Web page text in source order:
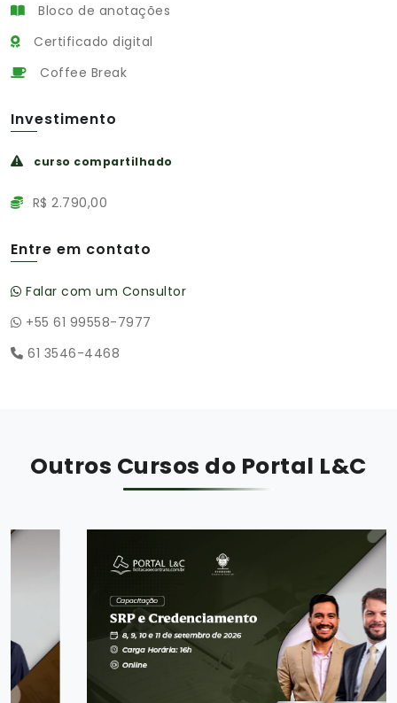
Bloco de anotações
Certificado digital
Coffee Break
Investimento
curso compartilhado
R$ 2.790,00
Entre em contato
Falar com um Consultor
+55 61 99558-7977
61 3546-4468
Outros Cursos do Portal L&C